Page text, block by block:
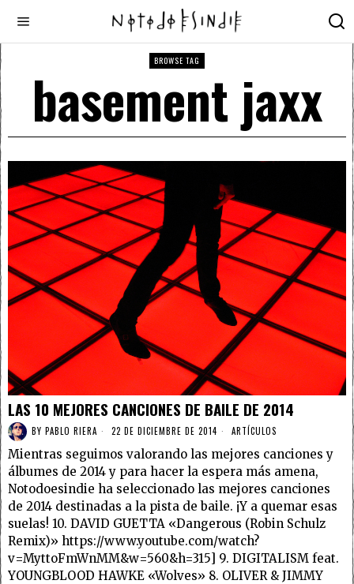
BROWSE TAG
basement jaxx
LAS 10 MEJORES CANCIONES DE BAILE DE 2014
BY PABLO RIERA 22 DE DICIEMBRE DE 2014 ARTÍCULOS
Mientras seguimos valorando las mejores canciones y
álbumes de 2014 y para hacer la espera más amena,
Notodoesindie ha seleccionado las mejores canciones
de 2014 destinadas a la pista de baile. ¡Y a quemar esas
suelas! 10. DAVID GUETTA «Dangerous (Robin Schulz
Remix)» https://www.youtube.com/watch?
v=MyttoFmWnMM&w=560&h=315] 9. DIGITALISM feat.
YOUNGBLOOD HAWKE «Wolves» 8. OLIVER & JIMMY